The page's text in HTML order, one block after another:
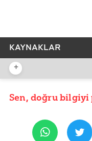
KAYNAKLAR
REFERANSLAR
CDS (Kredi Risk
Merkez Bankası
+
YAYIN TARİHİ
Sen, doğru bilgiyi